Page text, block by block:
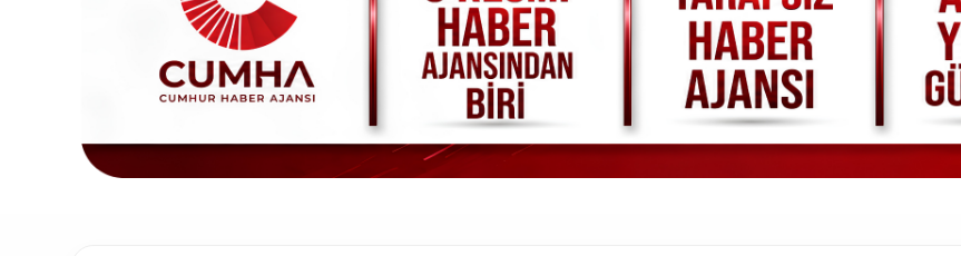
Sivil Toplum Kuruluşları
Kamu Kurumları ve Üst Kurullar
Resmi Reklamlar